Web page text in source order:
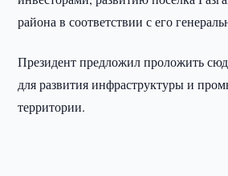
района в соответствии с его
Президент предложил проложить
для развития инфраструктуры и
территории.